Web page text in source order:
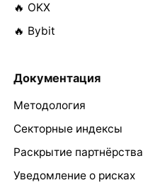
🔥 OKX
🔥 Bybit
Документация
Методология
Секторные индексы
Раскрытие партнёрства
Уведомление о рисках